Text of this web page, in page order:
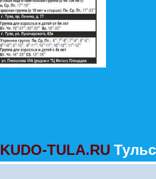
KUDO-TULA.RU